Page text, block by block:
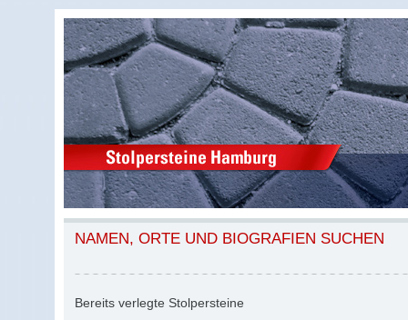
NAMEN, ORTE UND BIOGRAFIEN SUCHEN
Bereits verlegte Stolpersteine